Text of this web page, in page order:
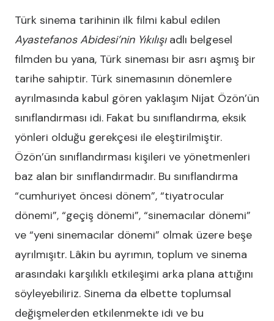
Türk sinema tarihinin ilk filmi kabul edilen
Ayastefanos Abidesi’nin Yıkılışı adlı belgesel
filmden bu yana, Türk sineması bir asrı aşmış bir
tarihe sahiptir. Türk sinemasının dönemlere
ayrılmasında kabul gören yaklaşım Nijat Özön’ün
sınıflandırması idi. Fakat bu sınıflandırma, eksik
yönleri olduğu gerekçesi ile eleştirilmiştir.
Özön’ün sınıflandırması kişileri ve yönetmenleri
baz alan bir sınıflandırmadır. Bu sınıflandırma
“cumhuriyet öncesi dönem”, “tiyatrocular
dönemi”, “geçiş dönemi”, “sinemacılar dönemi”
ve “yeni sinemacılar dönemi” olmak üzere beşe
ayrılmışıtr. Lâkin bu ayrımın, toplum ve sinema
arasındaki karşılıklı etkileşimi arka plana attığını
söyleyebiliriz. Sinema da elbette toplumsal
değişmelerden etkilenmekte idi ve bu